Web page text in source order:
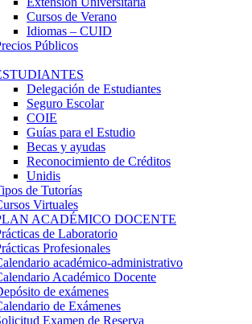
Cursos de Verano
Idiomas – CUID
Públicos
Delegación de Estudiantes
Seguro Escolar
COIE
Guías para el Estudio
Becas y ayudas
Reconocimiento de Créditos
Unidis
de Tutorías
Virtuales
ACADÉMICO DOCENTE
de Laboratorio
Profesionales
académico-administrativo
Académico Docente
de exámenes
de Exámenes
Examen de Reserva